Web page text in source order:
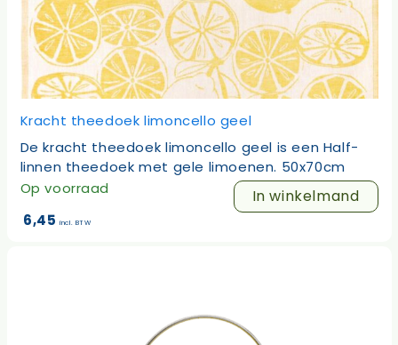
Kracht theedoek limoncello geel
De kracht theedoek limoncello geel is een Half-
linnen theedoek met gele limoenen. 50x70cm
Op voorraad
In winkelmand
6,45 incl. BTW